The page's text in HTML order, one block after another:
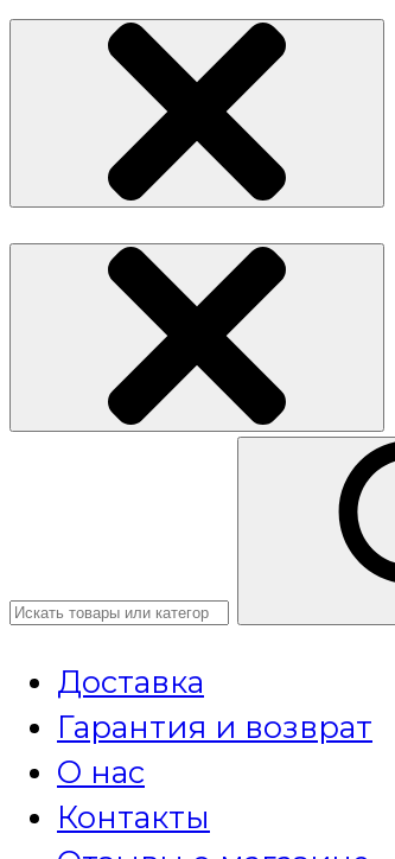
Доставка
Гарантия и возврат
О нас
Контакты